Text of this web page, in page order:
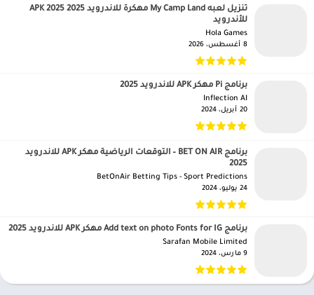
تنزيل لعبه My Camp Land مهكرة للاندرويد APK 2025 2025
للأندرويد
Hola Games‏
8 أغسطس، 2026
برنامج Pi مهكر APK للاندرويد 2025
Inflection AI‏
20 أبريل، 2024
برنامج BET ON AIR – التوقعات الرياضية مهكر APK للاندرويد
2025
BetOnAir Betting Tips - Sport Predictions‏
24 يوليو، 2024
برنامج Add text on photo Fonts for IG مهكر APK للاندرويد 2025
Sarafan Mobile Limited‏
9 مارس، 2024